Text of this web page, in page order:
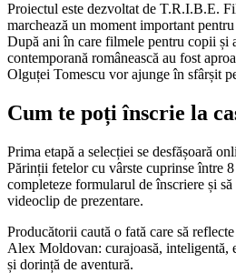
Proiectul este dezvoltat de T.R.I.B.E.
marchează un moment important
După ani în care filmele pentru copii și
contemporană românească au fost
Olguței Tomescu vor ajunge în sfârșit
Cum te poți înscrie la
Prima etapă a selecției se desfășoară
Părinții fetelor cu vârste cuprinse între
completeze formularul de înscriere și
videoclip de prezentare.
Producătorii caută o fată care să
Alex Moldovan: curajoasă, inteligentă,
și dorință de aventură.